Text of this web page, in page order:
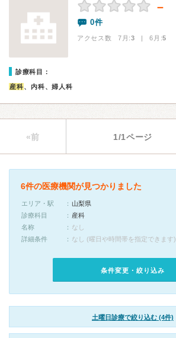
－
0件
アクセス数 7月:3 | 6月:5
診療科目：
産科、内科、婦人科
«前 1/1ページ
6件の医療機関が見つかりました
エリア・駅
山梨県
診療科目
産科
名称
なし
詳細条件
なし (曜日や時間帯を指定できます)
条件変更・絞り込み
土曜日診療で絞り込む (4件)